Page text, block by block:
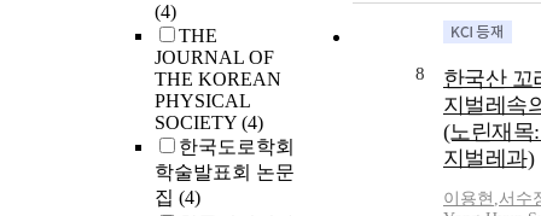
(4)
THE
JOURNAL OF
THE KOREAN
PHYSICAL
SOCIETY (4)
한국도로학회
학술발표회 논문
집 (4)
ALS
from 1.0% to
infested area
876 ha to
infested area
resistant
분을 당공여
당전이 반응
공여체로 하
에 비하여 많
어 산업적 활
reaction of
부터 합성된
증가시키기
water activity
각종 polyol,
polyethylene
였다. 가장 적
8
한국산 꼬
지벌레속
(노린재목
지벌레과)
이용현 ,서수